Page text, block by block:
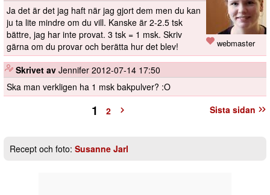
webmaster
Ja det är det jag haft när jag gjort dem men du kan
ju ta lite mindre om du vill. Kanske är 2-2.5 tsk
bättre, jag har inte provat. 3 tsk = 1 msk. Skriv
gärna om du provar och berätta hur det blev!
Skrivet av Jennifer 2012-07-14 17:50
Ska man verkligen ha 1 msk bakpulver? :O
Sista sidan
1 2
Recept och foto: Susanne Jarl